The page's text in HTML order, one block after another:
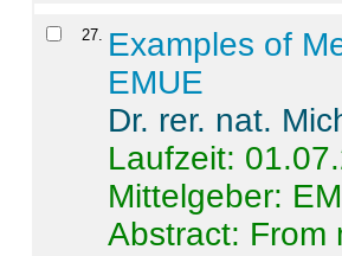
27. Examples of
EMUE
Dr. rer. nat.
Laufzeit:
Mittelgeber:
Abstract: From